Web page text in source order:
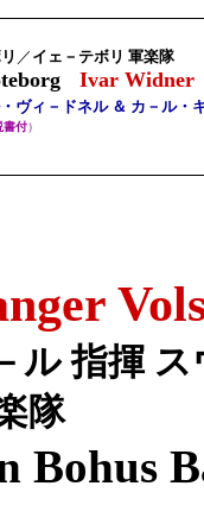
／ イェ－テボリ 軍楽隊
Ivar Widner
ヴィ－ドネル ＆ カ－ル・
書付）
ル 指揮 ス
隊
Bohus